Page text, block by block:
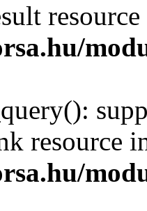
resource